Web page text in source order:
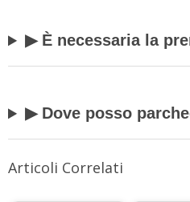
▶ È necessaria la
▶ Dove posso
Articoli Correlati